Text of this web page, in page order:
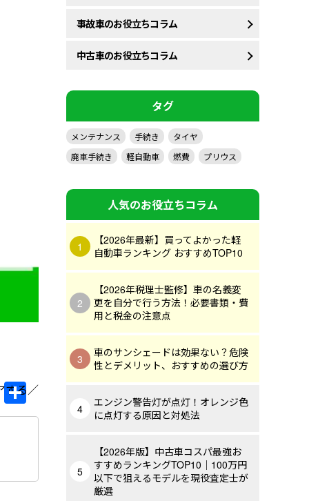
Li
n
共
有
事故車のお役立ちコラム
中古車のお役立ちコラム
タグ
メンテナンス 手続き
タイヤ
廃車手続き
軽自動車 燃費 プリウス
人気のお役立ちコラム
【2026年最新】買ってよかった軽
自動車ランキング おすすめTOP10
【2026年税理士監修】車の名義変
更を自分で行う方法！必要書類・費
用と税金の注意点
車のサンシェードは効果ない？危険
性とデメリット、おすすめの選び方
エンジン警告灯が点灯！オレンジ色
に点灯する原因と対処法
【2026年版】中古車コスパ最強お
すすめランキングTOP10｜100万円
以下で狙えるモデルを現役査定士が
厳選